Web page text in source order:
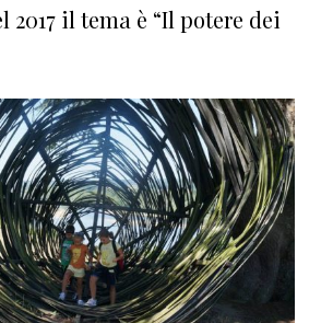
2017 il tema è “Il potere dei